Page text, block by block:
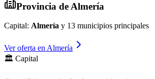
Provincia de Almería
Capital: Almería y 13 municipios principales
Ver oferta en Almería
🏛️ Capital